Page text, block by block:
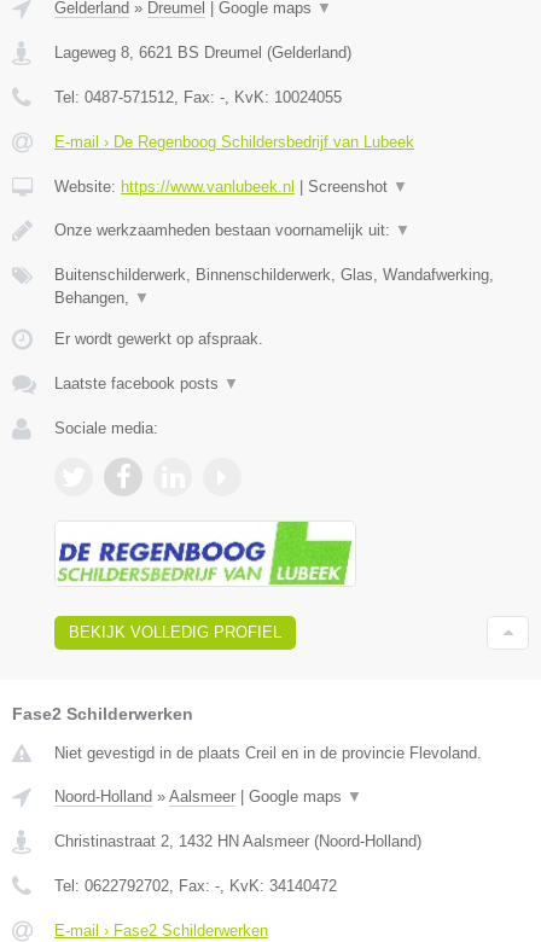
Gelderland » Dreumel Google maps ▼
Lageweg 8 6621 BS Dreumel (Gelderland)
Tel: 0487-571512 , Fax: - , KvK: 10024055
E-mail › De Regenboog Schildersbedrijf van Lubeek
Website: https://www.vanlubeek.nl Screenshot ▼
Onze werkzaamheden bestaan voornamelijk uit: ▼
Buitenschilderwerk, Binnenschilderwerk, Glas, Wandafwerking,
Behangen,
▼
Er wordt gewerkt op afspraak.
Laatste facebook posts ▼
Sociale media:
BEKIJK VOLLEDIG PROFIEL
Fase2 Schilderwerken
Niet gevestigd in de plaats Creil en in de provincie Flevoland.
Noord-Holland » Aalsmeer Google maps ▼
Christinastraat 2, 1432 HN Aalsmeer (Noord-Holland)
Tel: 0622792702, Fax: -, KvK: 34140472
E-mail › Fase2 Schilderwerken